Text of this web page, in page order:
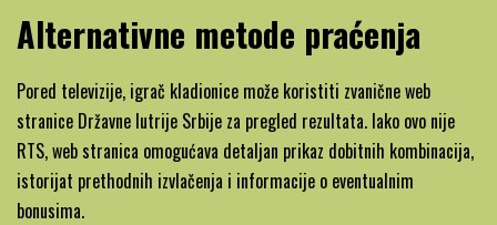
Alternativne metode praćenja
Pored televizije, igrač kladionice može koristiti zvanične web
stranice Državne lutrije Srbije za pregled rezultata. Iako ovo nije
RTS, web stranica omogućava detaljan prikaz dobitnih kombinacija,
istorijat prethodnih izvlačenja i informacije o eventualnim
bonusima.